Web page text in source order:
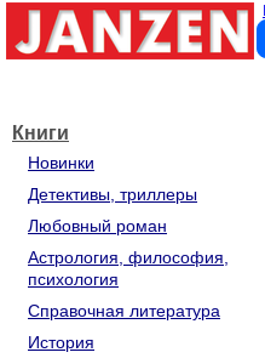
Книги
Новинки
Детективы, триллеры
Любовный роман
Астрология, философия,
психология
Справочная литература
История